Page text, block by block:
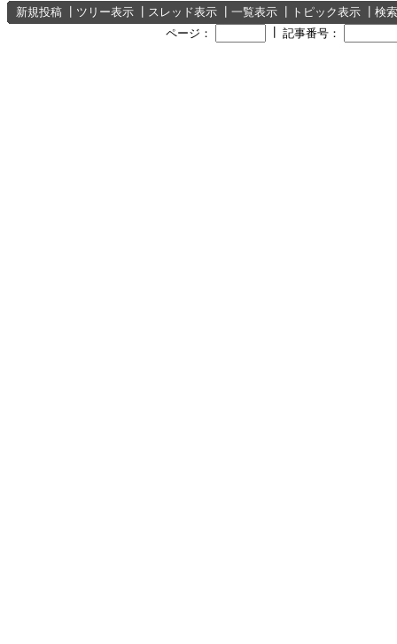
新規投稿 ツリー表示 スレッド表示 一覧表示 トピック表示
検索
ページ：
記事番号：